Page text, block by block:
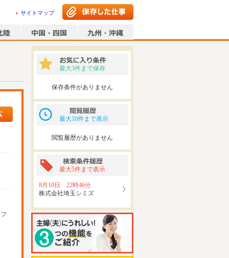
サイトマップ
最大3件まで保存
保存条件がありません
最大10件まで表示
閲覧履歴がありません
最大5件まで表示
8月10日 22時46分
株式会社埼玉シミズ